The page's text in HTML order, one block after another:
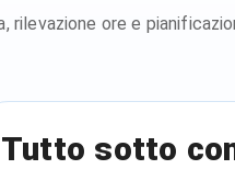
ore e
Tutto sotto